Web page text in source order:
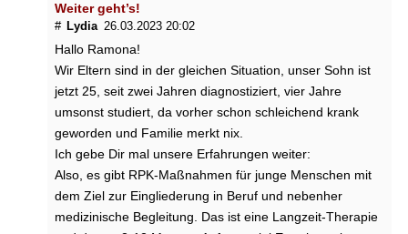
Weiter geht’s!
# Lydia 26.03.2023 20:02
Hallo Ramona!
Wir Eltern sind in der gleichen Situation, unser Sohn ist
jetzt 25, seit zwei Jahren diagnostiziert, vier Jahre
umsonst studiert, da vorher schon schleichend krank
geworden und Familie merkt nix.
Ich gebe Dir mal unsere Erfahrungen weiter:
Also, es gibt RPK-Maßnahmen für junge Menschen mit
dem Ziel zur Eingliederung in Beruf und nebenher
medizinische Begleitung. Das ist eine Langzeit-Therapie
b
e
k
o
m
e
n
?